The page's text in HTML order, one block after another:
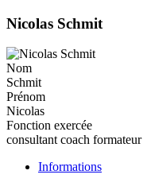
Nicolas Schmit
Nom
Schmit
Prénom
Nicolas
Fonction exercée
consultant coach formateur
Informations